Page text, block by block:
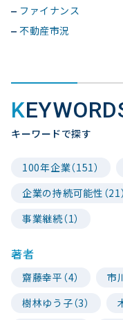
ファイナンス
不動産市況
キーワードで探す
100年企業（151）
企業の持続可能性（21）
事業継続（1）
著者
齋藤幸平（4） 市
樹林ゆう子（3）